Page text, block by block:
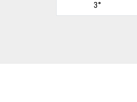
3°